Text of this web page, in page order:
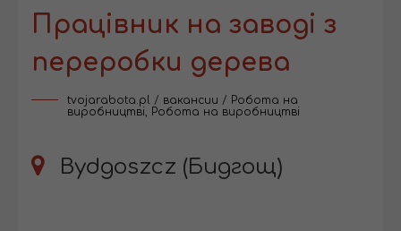
Працівник на заводі з
переробки дерева
tvojarabota.pl / вакансии / Робота на
виробництві, Робота на виробництві
Bydgoszcz (Бидгощ)